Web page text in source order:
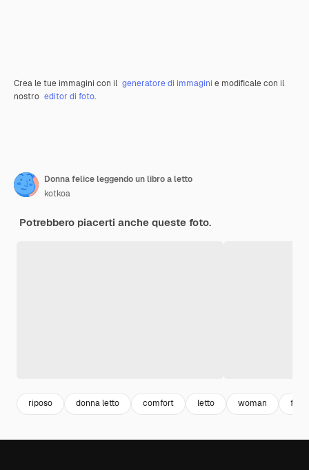
Crea le tue immagini con il generatore di immagini e modificale con il
nostro editor di foto.
Donna felice leggendo un libro a letto
kotkoa
Potrebbero piacerti anche queste foto.
riposo donna letto comfort letto woman